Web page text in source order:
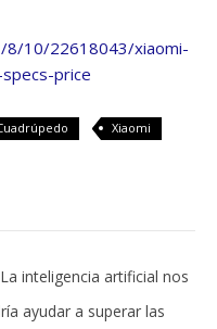
10/22618043/xiaomi-
price
Xiaomi
La inteligencia artificial nos
ayudar a superar las